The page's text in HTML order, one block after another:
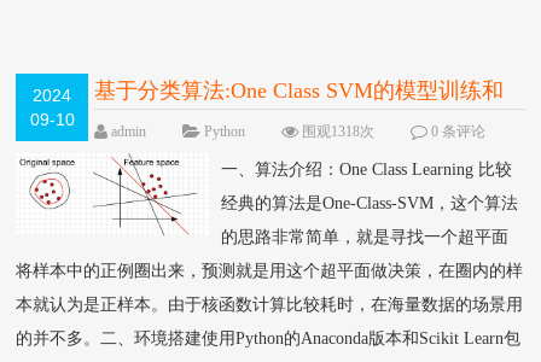
2024
09-10
基于分类算法:One Class SVM的模型训练和
预测实践
NEW
admin Python 围观1318次 0 条评论
一、算法介绍：One Class Learning 比较
经典的算法是One-Class-SVM，这个算法
的思路非常简单，就是寻找一个超平面
将样本中的正例圈出来，预测就是用这个超平面做决策，在圈内的样
本就认为是正样本。由于核函数计算比较耗时，在海量数据的场景用
的并不多。二、环境搭建使用‌Python的‌‌Anaconda版本和Scikit Learn包